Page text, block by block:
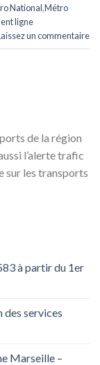
National,Métro
ligne
un commentaire
de la région
l’alerte trafic
sur les transports
à partir du 1er
des services
Marseille –